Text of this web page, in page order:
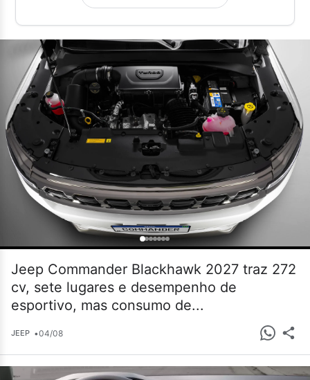
Jeep Commander Blackhawk 2027 traz 272
cv, sete lugares e desempenho de
esportivo, mas consumo de...
JEEP •04/08